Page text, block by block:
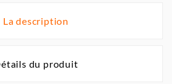
La description
du produit